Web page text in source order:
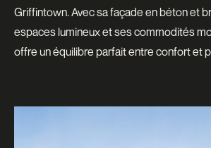
Griffintown. Avec sa façade en béton et
espaces lumineux et ses commodités
offre un équilibre parfait entre confort et